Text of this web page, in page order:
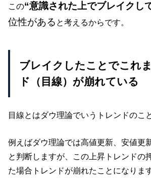
この“意識された上でブレイクし
位性がある と考えるからです。
ブレイクしたことでこれ
ド（目線）が崩れている
目線とはダウ理論でいうトレンドのこ
例えばダウ理論では高値更新、安値更
と判断しますが、この上昇トレンドの
た場合トレンドが崩れたことになります